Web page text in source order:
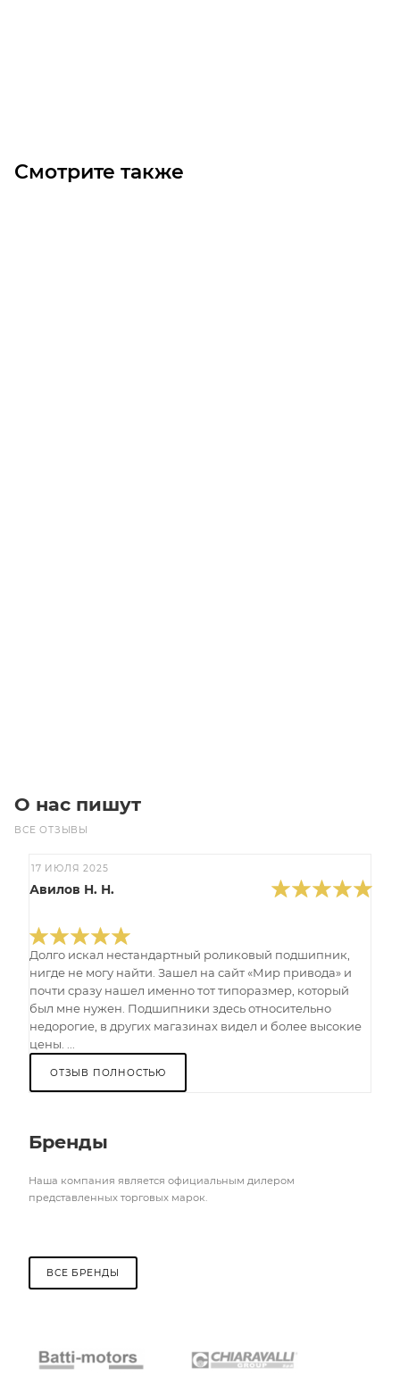
Смотрите также
О нас пишут
ВСЕ ОТЗЫВЫ
17 ИЮЛЯ 2025
Авилов Н. Н.
Долго искал нестандартный роликовый подшипник,
нигде не могу найти. Зашел на сайт «Мир привода» и
почти сразу нашел именно тот типоразмер, который
был мне нужен. Подшипники здесь относительно
недорогие, в других магазинах видел и более высокие
цены. ...
ОТЗЫВ ПОЛНОСТЬЮ
Бренды
Наша компания является официальным дилером
представленных торговых марок.
ВСЕ БРЕНДЫ